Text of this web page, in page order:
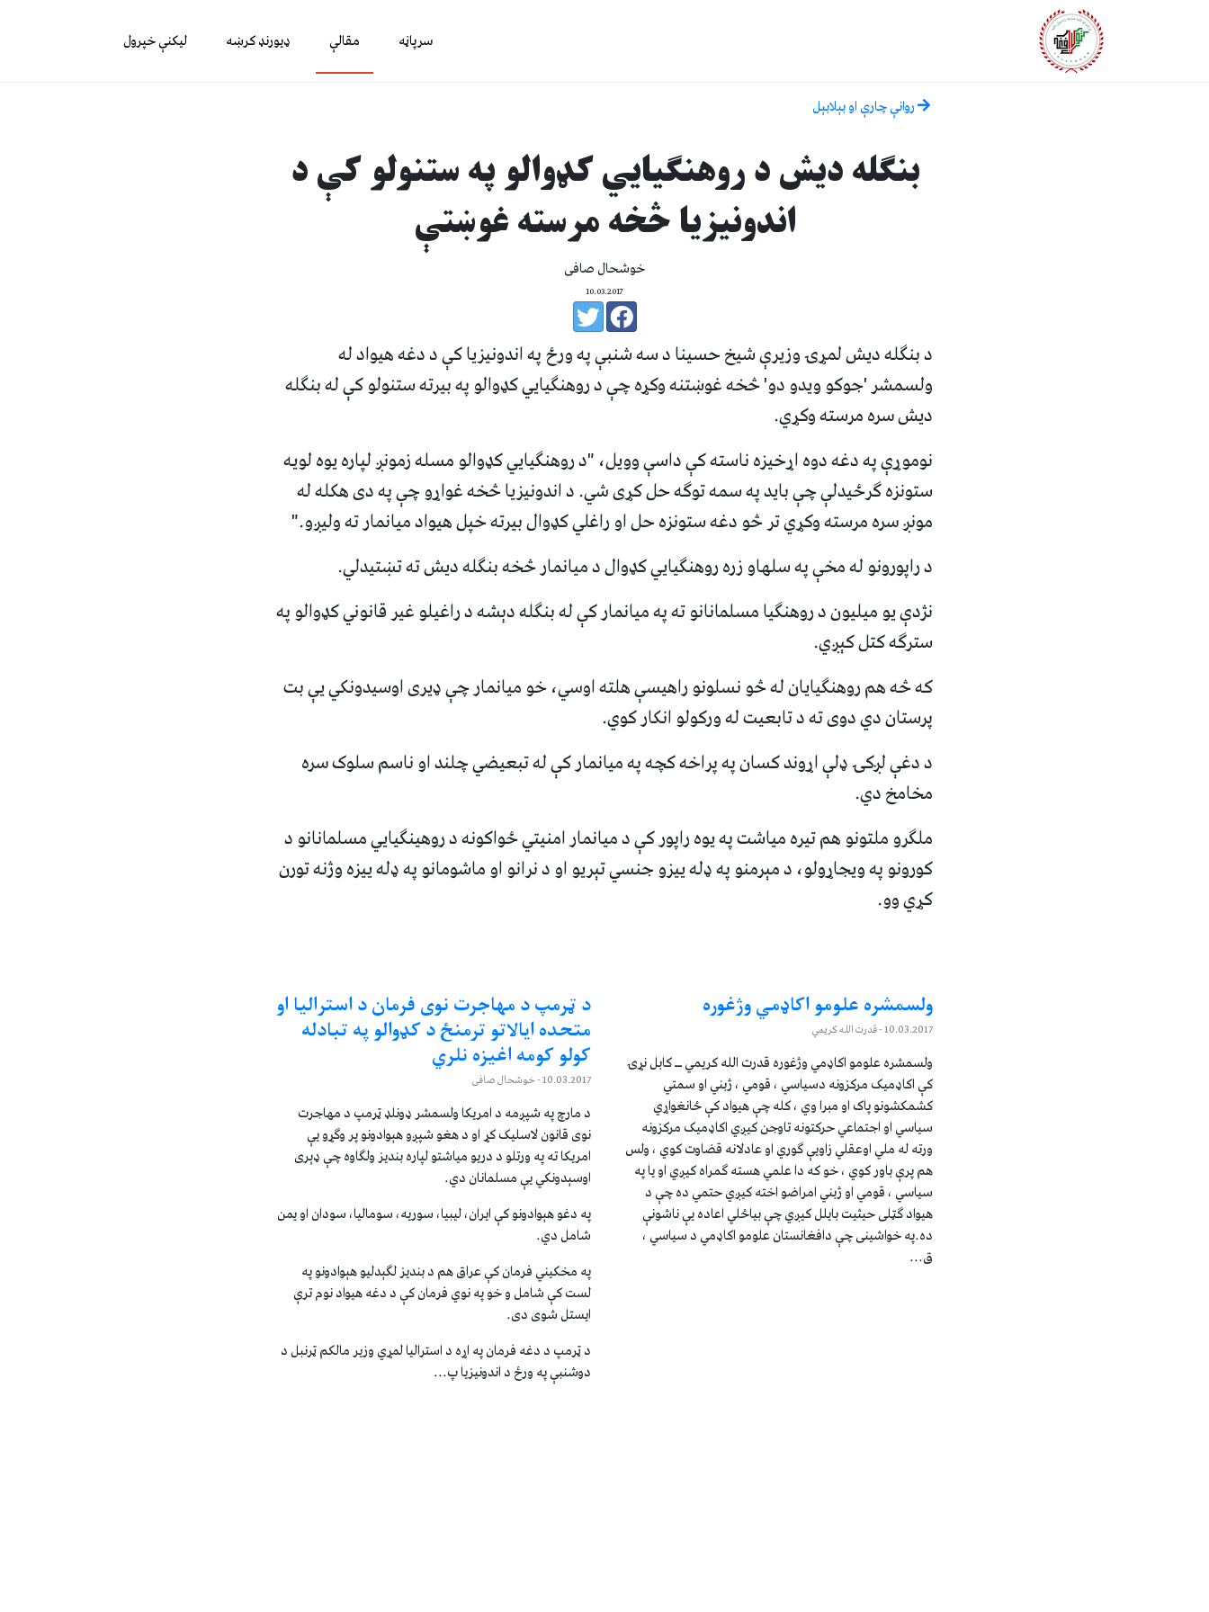
سرپاڼه مقالې ډیورنډ کرښه لیکنې خپرول
روانې چارې او بېلابېل
بنګله دیش د روهنګیایي کډوالو په ستنولو کې د
اندونیزیا څخه مرسته غوښتې
خوشحال صافی
10.03.2017
د بنګله دیش لمړۍ وزیرې شیخ حسینا د سه شنبې په ورځ په اندونیزیا کې د دغه هیواد له
ولسمشر 'جوکو ویدو دو' څخه غوښتنه وکړه چې د روهنګیایي کډوالو په بیرته ستنولو کې له بنګله
دیش سره مرسته وکړي.
نوموړې په دغه دوه اړخیزه ناسته کې داسې وویل، "د روهنګیایي کډوالو مسله زمونږ لپاره یوه لویه
ستونزه ګرځیدلې چې باید په سمه توګه حل کړی شي. د اندونیزیا څخه غواړو چې په دی هکله له
مونږ سره مرسته وکړي تر څو دغه ستونزه حل او راغلي کډوال بیرته خپل هیواد میانمار ته ولیږو."
د راپورونو له مخې په سلهاو زره روهنګیایي کډوال د میانمار څخه بنګله دیش ته تښتیدلي.
نژدې یو میلیون د روهنګیا مسلمانانو ته په میانمار کې له بنګله دېشه د راغیلو غیر قانوني کډوالو په
سترګه کتل کېږي.
که څه هم روهنګیایان له څو نسلونو راهیسې هلته اوسي، خو میانمار چې ډیری اوسیدونکي یې بت
پرستان دي دوی ته د تابعیت له ورکولو انکار کوي.
د دغې لږکۍ ډلې اړوند کسان په پراخه کچه په میانمار کې له تبعیضي چلند او ناسم سلوک سره
مخامخ دي.
ملګرو ملتونو هم تیره میاشت په یوه راپور کې د میانمار امنیتي ځواکونه د روهینګیایي مسلمانانو د
کورونو په ویجاړولو، د مېرمنو په ډله ییزو جنسي تېريو او د نرانو او ماشومانو په ډله ییزه وژنه تورن
کړي وو.
ولسمشره علومو اکاډمي وژغوره
10.03.2017- قدرت الله کریمي
ولسمشره علومو اکاډمي وژغوره قدرت الله کریمي ــ کابل نړۍ
کې اکاډمیک مرکزونه دسیاسي ، قومي ، ژبني او سمتي
کشمکشونو پاک او مبرا وي ، کله چې هیواد کې ځانغواړي
سیاسي او اجتماعي حرکتونه تاوجن کیږي اکاډمیک مرکزونه
ورته له ملي اوعقلي زاویې ګوري او عادلانه قضاوت کوي ، ولس
هم پرې باور کوي ، خو که دا علمي هسته ګمراه کیږي او یا په
سیاسي ، قومي او ژبني امراضو اخته کیږي حتمي ده چې د
هیواد ګټلی حیثیت بایلل کیږي چې بیاځلي اعاده يې ناشونې
ده.په خواشینی چې دافغانستان علومو اکاډمي د سیاسي ،
ق...
د ټرمپ د مهاجرت نوی فرمان د استرالیا او
متحده ایالاتو ترمنځ د کډوالو په تبادله
کولو کومه اغیزه نلري
10.03.2017- خوشحال صافی
د مارچ په شپږمه د امریکا ولسمشر ډونلډ ټرمپ د مهاجرت
نوی قانون لاسليک کړ او د هغو شپږو هېوادونو پر وګړو يې
امريکا ته په ورتلو د دريو مياشتو لپاره بنديز ولګاوه چې ډېری
اوسېدونکي يې مسلمانان دي.
په دغو هېوادونو کې ايران، ليبیا، سوريه، سوماليا، سودان او يمن
شامل دي.
په مخکيني فرمان کې عراق هم د بنديز لګېدليو هېوادونو په
لست کې شامل و خو په نوي فرمان کې د دغه هیواد نوم ترې
ايستل شوی دی.
د ټرمپ د دغه فرمان په اړه د استرالیا لمړي وزیر مالکم ټرنبل د
دوشنبې په ورځ د اندونیزیا پ...